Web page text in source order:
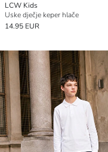
LCW Kids
Uske dječje keper hlače
14.95 EUR